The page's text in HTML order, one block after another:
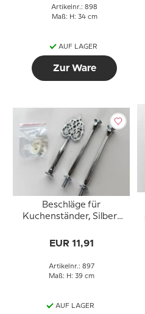
Artikelnr.: 898
Maß: H: 34 cm
AUF LAGER
Zur Ware
Beschläge für
Kuchenständer, Silber-
Blumengriff, 2-3 Schicht
EUR 11,91
Artikelnr.: 897
Maß: H: 39 cm
AUF LAGER